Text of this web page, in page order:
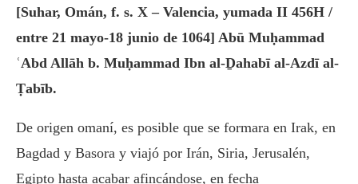
[Suhar, Omán, f. s. X – Valencia, yumada II 456H /
entre 21 mayo-18 junio de 1064] Abū Muḥammad
ʿAbd Allāh b. Muḥammad Ibn al-Ḏahabī al-Azdī al-
Ṭabīb.
De origen omaní, es posible que se formara en Irak, en
Bagdad y Basora y viajó por Irán, Siria, Jerusalén,
Egipto hasta acabar afincándose, en fecha